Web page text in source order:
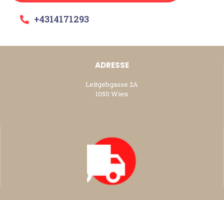
+4314171293
ADRESSE
Leitgebgasse 2A
1050 Wien